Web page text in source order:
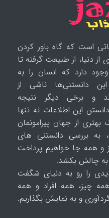
است که گاه باور کردن
دنیا، از طبیعت گرفته تا
دارد که انسان را به
دانستنی‌ها ناشی از
و برخی دیگر نتیجه
این اطلاعات نه تنها
از جهان پیرامونمان
به بررسی دانستنی های
و همه جا خواهیم پرداخت
به چالش بکشد.
را رو به دنیای شگفت
چیز، همه افراد و همه
و به نمایش بگذاریم.